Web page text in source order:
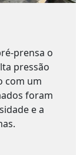
prensa o
pressão
com um
foram
e a